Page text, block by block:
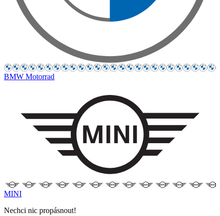
BMW Motorrad
MINI
Nechci nic propásnout!